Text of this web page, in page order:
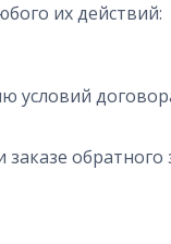
их действий:
условий